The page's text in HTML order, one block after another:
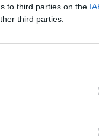
to third parties on the
third parties.
di
in cinque
Parco del
protezione
fianco